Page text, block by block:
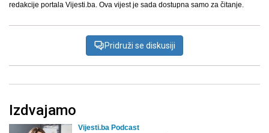
redakcije portala Vijesti.ba. Ova vijest je sada dostupna samo za čitanje.
Pridruži se diskusiji
Izdvajamo
Vijesti.ba Podcast